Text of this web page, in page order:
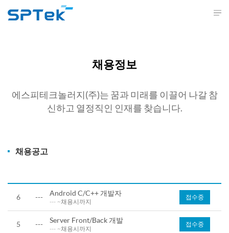
채용정보
에스피테크놀러지(주)는 꿈과 미래를 이끌어 나갈 참
신하고 열정직인 인재를 찾습니다.
채용공고
6 --- Android C/C++ 개발자
--- ~채용시까지
접수중
5 --- Server Front/Back 개발
--- ~채용시까지
접수중